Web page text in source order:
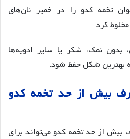
تخمه کدو را در خمیر نان‌های
کرد
بدون نمک، شکر یا سایر ادویه‌ها
بهترین شکل حفظ شود.
بیش از حد تخمه کدو
بیش از حد تخمه کدو می‌تواند برای